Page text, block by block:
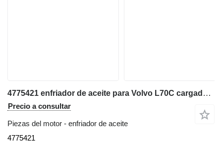
4775421 enfriador de aceite para Volvo L70C cargadora de ruedas
Precio a consultar
Piezas del motor - enfriador de aceite
4775421